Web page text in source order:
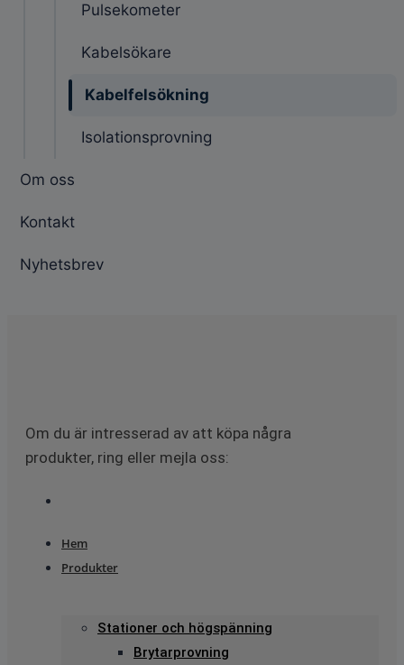
Pulsekometer
Kabelsökare
Kabelfelsökning
Isolationsprovning
Om oss
Kontakt
Nyhetsbrev
Om du är intresserad av att köpa några
produkter, ring eller mejla oss:
Hem
Produkter
Stationer och högspänning
Brytarprovning